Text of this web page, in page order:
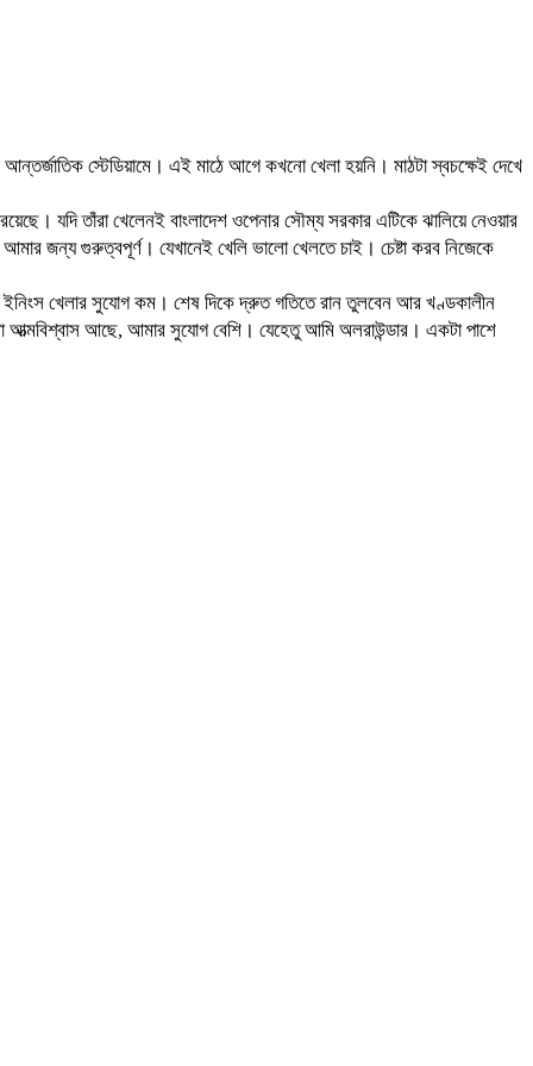
স্টেডিয়ামে। এই মাঠে আগে কখনো খেলা হয়নি। মাঠটা স্বচক্ষেই দেখে
যদি তাঁরা খেলেনই বাংলাদেশ ওপেনার সৌম্য সরকার এটিকে ঝালিয়ে নেওয়ার
জন্য গুরুত্বপূর্ণ। যেখানেই খেলি ভালো খেলতে চাই। চেষ্টা করব নিজেকে
ইনিংস খেলার সুযোগ কম। শেষ দিকে দ্রুত গতিতে রান তুলবেন আর খণ্ডকালীন
আত্মবিশ্বাস আছে, আমার সুযোগ বেশি। যেহেতু আমি অলরাউন্ডার। একটা পাশে